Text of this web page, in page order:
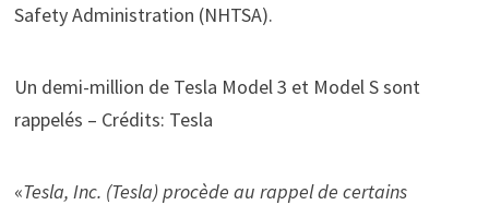
Safety Administration (NHTSA).
Un demi-million de Tesla Model 3 et Model S sont
rappelés – Crédits: Tesla
«Tesla, Inc. (Tesla) procède au rappel de certains